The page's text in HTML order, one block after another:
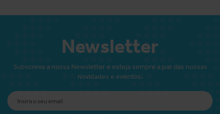
Newsletter
Subscreva a nossa Newsletter e esteja sempre a par das nossas
novidades e eventos.